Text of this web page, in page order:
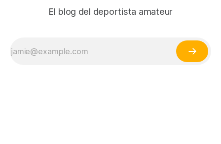
El blog del deportista amateur